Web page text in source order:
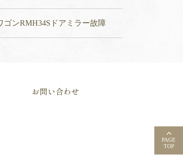
ゴンRMH34Sドアミラー故障
PAGE
TOP
お問い合わせ